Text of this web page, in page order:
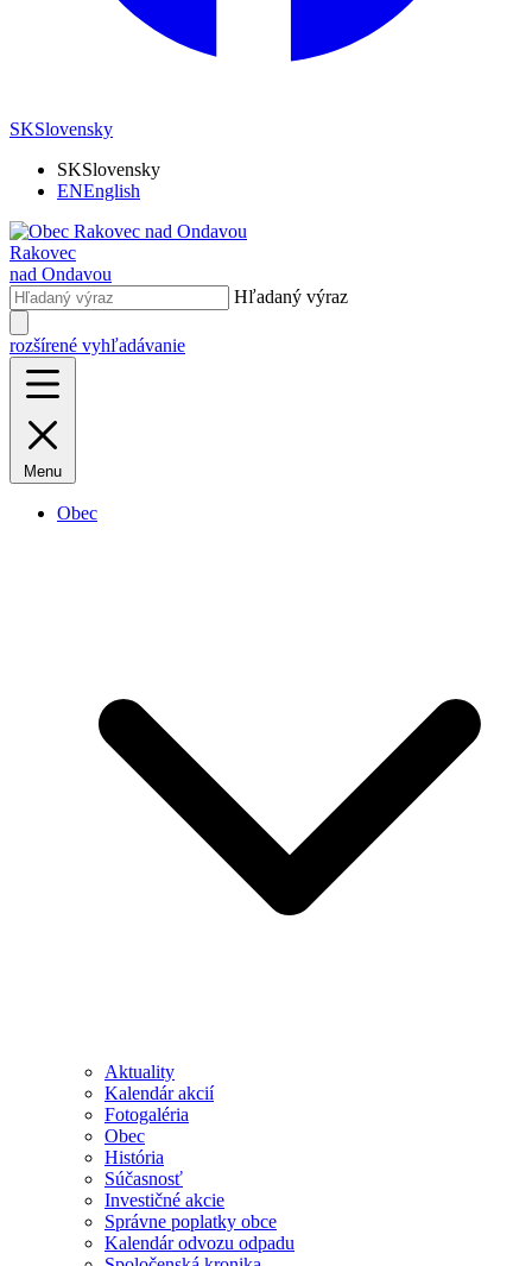
SKSlovensky
SKSlovensky
ENEnglish
Rakovec
nad Ondavou
Hľadaný výraz
rozšírené vyhľadávanie
Menu
Obec
Aktuality
Kalendár akcií
Fotogaléria
Obec
História
Súčasnosť
Investičné akcie
Správne poplatky obce
Kalendár odvozu odpadu